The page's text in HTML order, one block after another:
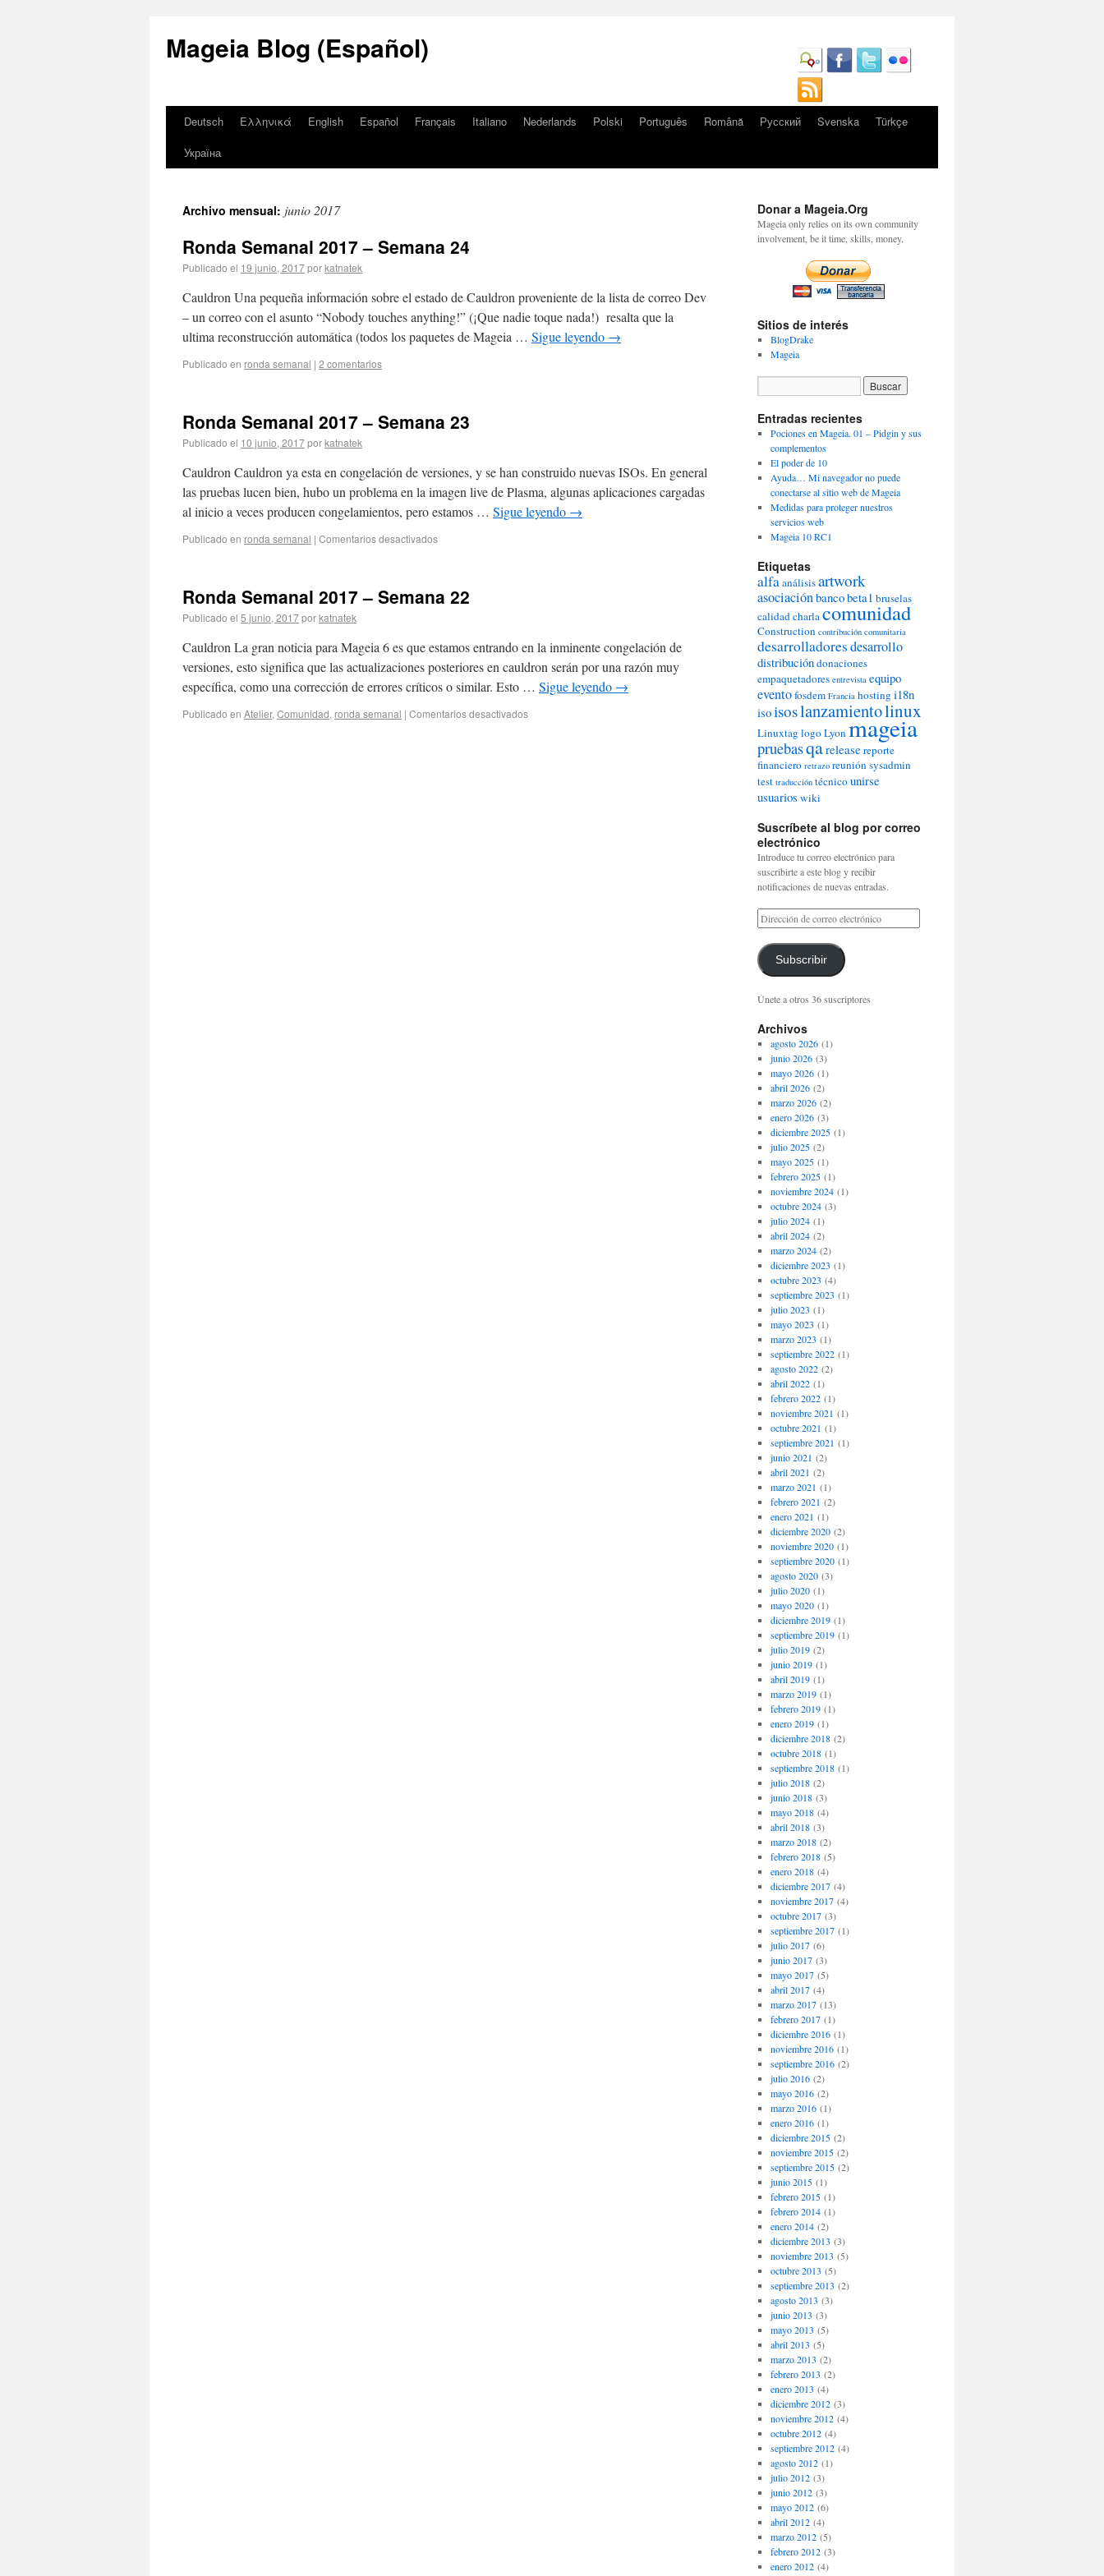
Mageia Blog (Español)
Deutsch Ελληνικά English Español Français Italiano Nederlands Polski Português Română Русский Svenska
Türkçe
Україна
Archivo mensual: junio 2017
Ronda Semanal 2017 – Semana 24
Publicado el 19 junio, 2017porkatnatek
Cauldron Una pequeña información sobre el estado de Cauldron proveniente de la lista de correo Dev
– un correo con el asunto “Nobody touches anything!” (¡Que nadie toque nada!) resalta que la
ultima reconstrucción automática (todos los paquetes de Mageia … Sigue leyendo →
Publicado en ronda semanal | 2 comentarios
Ronda Semanal 2017 – Semana 23
Publicado el 10 junio, 2017porkatnatek
Cauldron Cauldron ya esta en congelación de versiones, y se han construido nuevas ISOs. En general
las pruebas lucen bien, hubo un problema en la imagen live de Plasma, algunas aplicaciones cargadas
al inicio a veces producen congelamientos, pero estamos … Sigue leyendo →
Publicado en ronda semanal | Comentarios desactivados
Ronda Semanal 2017 – Semana 22
Publicado el 5 junio, 2017porkatnatek
Cauldron La gran noticia para Mageia 6 es que estamos entrando en la inminente congelación de
versiones, esto significa que las actualizaciones posteriores en cauldron serán por una razón muy
específica, como una corrección de errores críticos o similar. Esto … Sigue leyendo →
Publicado en Atelier, Comunidad, ronda semanal | Comentarios desactivados
Donar a Mageia.Org
Mageia only relies on its own community
involvement, be it time, skills, money.
Sitios de interés
BlogDrake
Mageia
Entradas recientes
Pociones en Mageia. 01 – Pidgin y sus
complementos
El poder de 10
Ayuda… Mi navegador no puede
conectarse al sitio web de Mageia
Medidas para proteger nuestros
servicios web
Mageia 10 RC1
Etiquetas
alfaanálisisartwork
asociaciónbancobeta1 bruselas
calidadcharlacomunidad
Construction contribución comunitaria
desarrolladoresdesarrollo
distribucióndonaciones
empaquetadores entrevista equipo
eventofosdem Francia hosting i18n
isoisoslanzamientolinux
Linuxtag logoLyonmageia
pruebasqareleasereporte
financiero retrazo reuniónsysadmin
test traducción técnicounirse
usuarios wiki
Suscríbete al blog por correo
electrónico
Introduce tu correo electrónico para
suscribirte a este blog y recibir
notificaciones de nuevas entradas.
Subscribir
Únete a otros 36 suscriptores
Archivos
agosto 2026(1)
junio 2026(3)
mayo 2026(1)
abril 2026(2)
marzo 2026(2)
enero 2026(3)
diciembre 2025(1)
julio 2025(2)
mayo 2025(1)
febrero 2025(1)
noviembre 2024(1)
octubre 2024(3)
julio 2024(1)
abril 2024(2)
marzo 2024(2)
diciembre 2023 (1)
octubre 2023 (4)
septiembre 2023 (1)
julio 2023 (1)
mayo 2023 (1)
marzo 2023 (1)
septiembre 2022(1)
agosto 2022(2)
abril 2022(1)
febrero 2022(1)
noviembre 2021 (1)
octubre 2021 (1)
septiembre 2021 (1)
junio 2021 (2)
abril 2021 (2)
marzo 2021 (1)
febrero 2021 (2)
enero 2021 (1)
diciembre 2020(2)
noviembre 2020(1)
septiembre 2020(1)
agosto 2020(3)
julio 2020(1)
mayo 2020(1)
diciembre 2019(1)
septiembre 2019(1)
julio 2019(2)
junio 2019(1)
abril 2019(1)
marzo 2019(1)
febrero 2019(1)
enero 2019(1)
diciembre 2018(2)
octubre 2018(1)
septiembre 2018(1)
julio 2018(2)
junio 2018(3)
mayo 2018(4)
abril 2018(3)
marzo 2018(2)
febrero 2018(5)
enero 2018(4)
diciembre 2017(4)
noviembre 2017(4)
octubre 2017(3)
septiembre 2017(1)
julio 2017(6)
junio 2017(3)
mayo 2017(5)
abril 2017(4)
marzo 2017(13)
febrero 2017(1)
diciembre 2016(1)
noviembre 2016(1)
septiembre 2016(2)
julio 2016(2)
mayo 2016(2)
marzo 2016(1)
enero 2016(1)
diciembre 2015(2)
noviembre 2015(2)
septiembre 2015(2)
junio 2015(1)
febrero 2015(1)
febrero 2014(1)
enero 2014(2)
diciembre 2013 (3)
noviembre 2013 (5)
octubre 2013 (5)
septiembre 2013 (2)
agosto 2013 (3)
junio 2013 (3)
mayo 2013 (5)
abril 2013 (5)
marzo 2013 (2)
febrero 2013 (2)
enero 2013 (4)
diciembre 2012(3)
noviembre 2012(4)
octubre 2012(4)
septiembre 2012(4)
agosto 2012(1)
julio 2012(3)
junio 2012(3)
mayo 2012(6)
abril 2012(4)
marzo 2012(5)
febrero 2012(3)
enero 2012(4)